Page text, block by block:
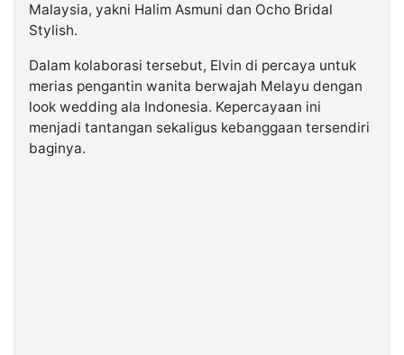
Malaysia, yakni Halim Asmuni dan Ocho Bridal
Stylish.
Dalam kolaborasi tersebut, Elvin di percaya untuk
merias pengantin wanita berwajah Melayu dengan
look wedding ala Indonesia. Kepercayaan ini
menjadi tantangan sekaligus kebanggaan tersendiri
baginya.